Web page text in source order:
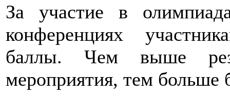
За участие в
конференциях
баллы. Чем выше
мероприятия, тем больше